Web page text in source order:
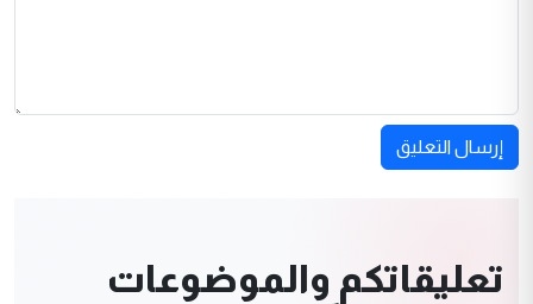
إرسال التعليق
تعليقاتكم والموضوعات